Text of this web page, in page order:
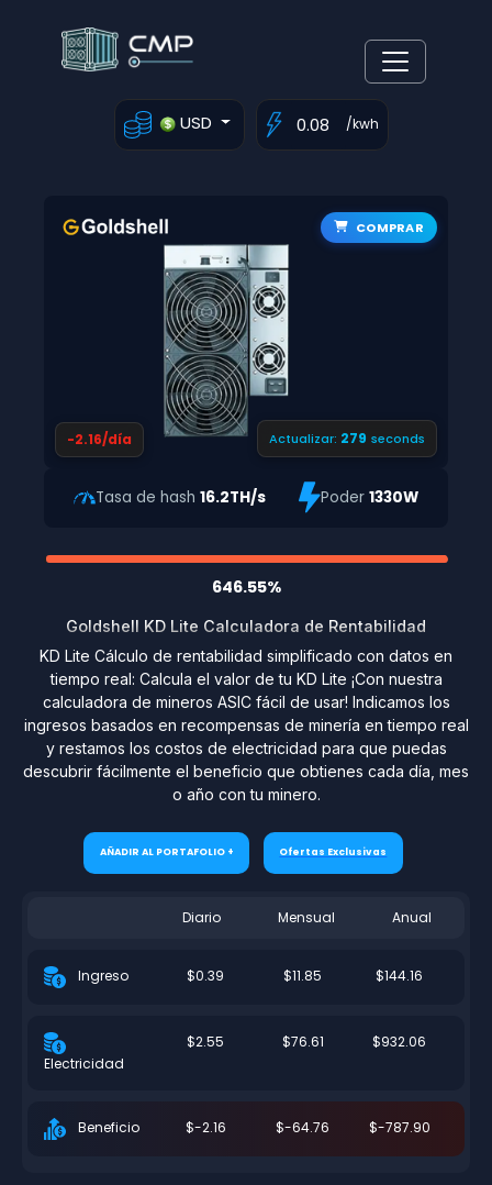
USD /kwh
COMPRAR
-2.16/día Actualizar: 278 seconds
Tasa de hash16.2TH/s Poder 1330W
646.55%
Goldshell KD Lite Calculadora de Rentabilidad
KD Lite Cálculo de rentabilidad simplificado con datos en
tiempo real: Calcula el valor de tu KD Lite ¡Con nuestra
calculadora de mineros ASIC fácil de usar! Indicamos los
ingresos basados en recompensas de minería en tiempo real
y restamos los costos de electricidad para que puedas
descubrir fácilmente el beneficio que obtienes cada día, mes
o año con tu minero.
AÑADIR AL PORTAFOLIO + Ofertas Exclusivas
Diario Mensual Anual
Ingreso $0.39 $11.85 $144.16
Electricidad
$2.55 $76.61 $932.06
Beneficio $-2.16 $-64.76 $-787.90